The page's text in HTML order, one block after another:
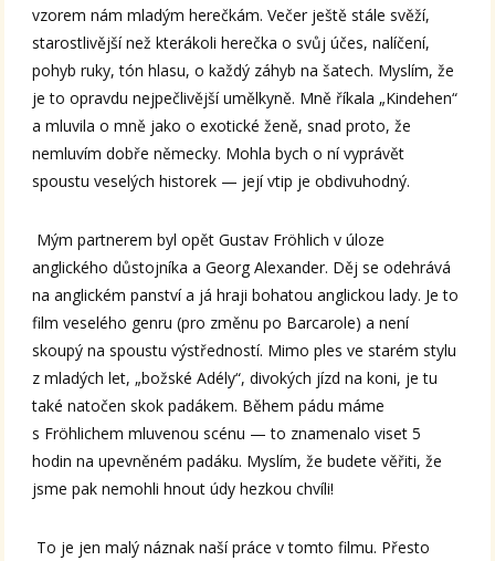
vzorem nám mladým herečkám. Večer ještě stále svěží,
starostlivější než kterákoli herečka o svůj účes, nalíčení,
pohyb ruky, tón hlasu, o každý záhyb na šatech. Myslím, že
je to opravdu nejpečlivější umělkyně. Mně říkala „Kindehen“
a mluvila o mně jako o exotické ženě, snad proto, že
nemluvím dobře německy. Mohla bych o ní vyprávět
spoustu veselých historek — její vtip je obdivuhodný.
Mým partnerem byl opět Gustav Fröhlich v úloze
anglického důstojníka a Georg Alexander. Děj se odehrává
na anglickém panství a já hraji bohatou anglickou lady. Je to
film veselého genru (pro změnu po Barcarole) a není
skoupý na spoustu výstředností. Mimo ples ve starém stylu
z mladých let, „božské Adély“, divokých jízd na koni, je tu
také natočen skok padákem. Během pádu máme
s Fröhlichem mluvenou scénu — to znamenalo viset 5
hodin na upevněném padáku. Myslím, že budete věřiti, že
jsme pak nemohli hnout údy hezkou chvíli!
To je jen malý náznak naší práce v tomto filmu. Přesto